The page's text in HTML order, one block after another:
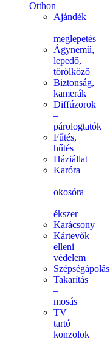
Otthon
Ajándék
–
meglepetés
Ágynemű,
lepedő,
törölköző
Biztonság,
kamerák
Diffúzorok
–
párologtatók
Fűtés,
hűtés
Háziállat
Karóra
–
okosóra
–
ékszer
Karácsony
Kártevők
elleni
védelem
Szépségápolás
Takarítás
–
mosás
TV
tartó
konzolok